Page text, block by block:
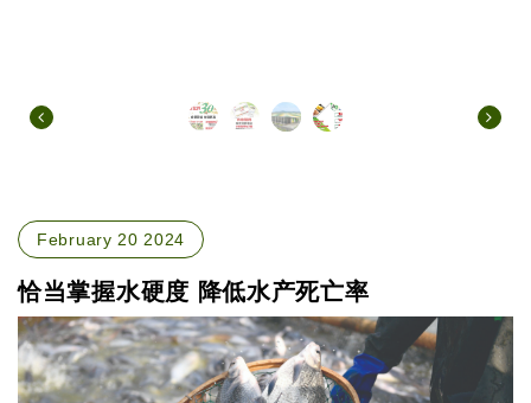
February 20 2024
恰当掌握水硬度 降低水产死亡率